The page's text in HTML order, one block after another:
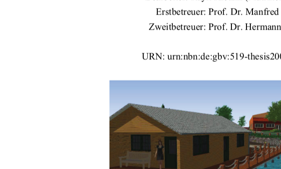
Erstbetreuer: Prof. Dr.
Zweitbetreuer: Prof. Dr.
URN: urn:nbn:de:gbv:519-